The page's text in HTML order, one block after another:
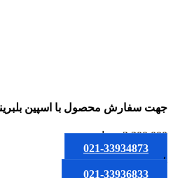
جهت سفارش محصول با اسپین
3,300,000 تومان
021-33934873
یا
021-33936833